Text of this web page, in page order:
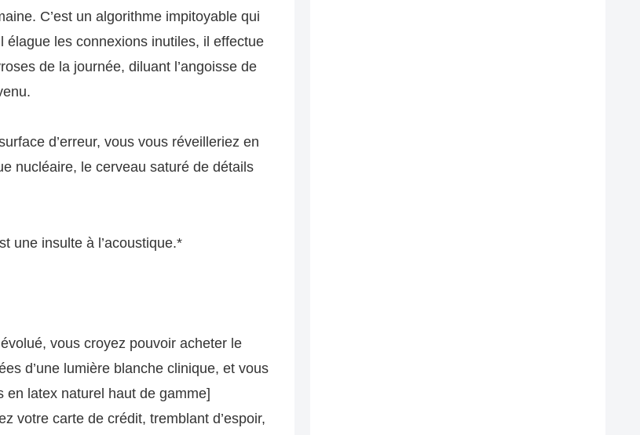
C’est un algorithme impitoyable qui
élague les connexions inutiles, il effectue
de la journée, diluant l’angoisse de
d’erreur, vous vous réveilleriez en
nucléaire, le cerveau saturé de détails
une insulte à l’acoustique.*
vous croyez pouvoir acheter le
d’une lumière blanche clinique, et vous
en latex naturel haut de gamme]
votre carte de crédit, tremblant d’espoir,